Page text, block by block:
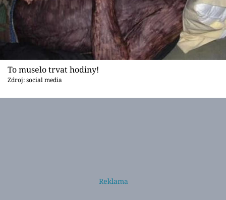
To muselo trvat hodiny!
Zdroj: social media